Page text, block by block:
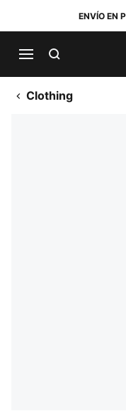
ENVÍO EN
Clothing